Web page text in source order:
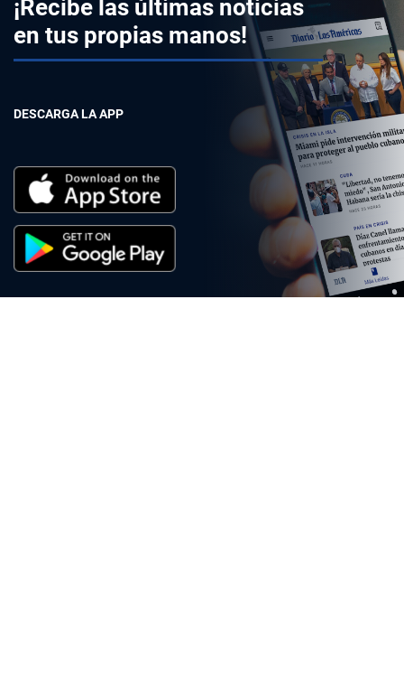
¡Recibe las últimas noticias
en tus propias manos!
DESCARGA LA APP